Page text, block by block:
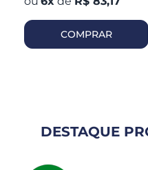
COMPRAR
DESTAQUE